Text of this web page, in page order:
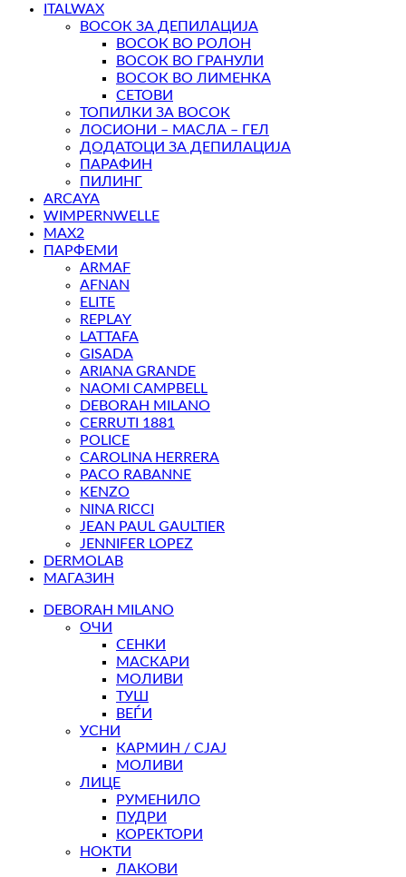
ITALWAX
ВОСОК ЗА ДЕПИЛАЦИЈА
ВОСОК ВО РОЛОН
ВОСОК ВО ГРАНУЛИ
ВОСОК ВО ЛИМЕНКА
СЕТОВИ
ТОПИЛКИ ЗА ВОСОК
ЛОСИОНИ – МАСЛА – ГЕЛ
ДОДАТОЦИ ЗА ДЕПИЛАЦИЈА
ПАРАФИН
ПИЛИНГ
ARCAYA
WIMPERNWELLE
MAX2
ПАРФЕМИ
ARMAF
AFNAN
ELITE
REPLAY
LATTAFA
GISADA
ARIANA GRANDE
NAOMI CAMPBELL
DEBORAH MILANO
CERRUTI 1881
POLICE
CAROLINA HERRERA
PACO RABANNE
KENZO
NINA RICCI
JEAN PAUL GAULTIER
JENNIFER LOPEZ
DERMOLAB
МАГАЗИН
DEBORAH MILANO
ОЧИ
СЕНКИ
МАСКАРИ
МОЛИВИ
ТУШ
ВЕЃИ
УСНИ
КАРМИН / СЈАЈ
МОЛИВИ
ЛИЦЕ
РУМЕНИЛО
ПУДРИ
КОРЕКТОРИ
НОКТИ
ЛАКОВИ